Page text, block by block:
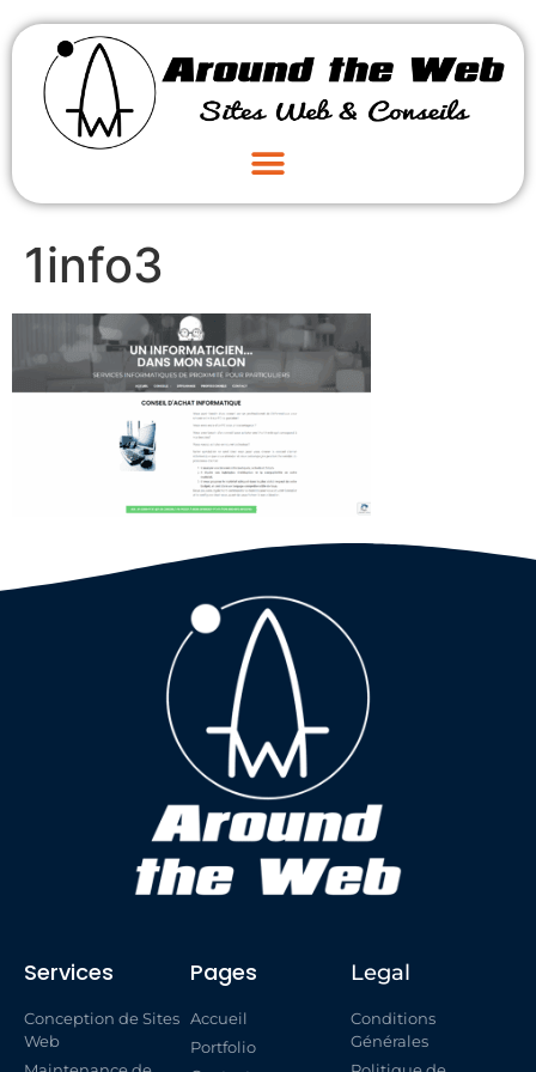
1info3
Services
Conception de Sites
Web
Pages
Accueil
Portfolio
Legal
Conditions
Générales